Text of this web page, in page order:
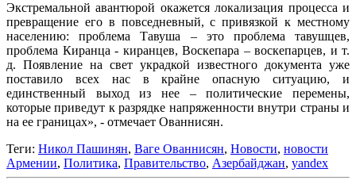
Экстремальной авантюрой окажется локализация процесса и
превращение его в повседневный, с привязкой к местному
населению: проблема Тавуша – это проблема тавушцев,
проблема Киранца - киранцев, Воскепара – воскепарцев, и т.
д. Появление на свет украдкой известного документа уже
поставило всех нас в крайне опасную ситуацию, и
единственный выход из нее – политические перемены,
которые приведут к разрядке напряженности внутри страны и
на ее границах», - отмечает Ованнисян.
Теги: Никол Пашинян, Ваге Ованнисян, Новости, новости
Армении, Политика, Правительство, Азербайджан, yandex